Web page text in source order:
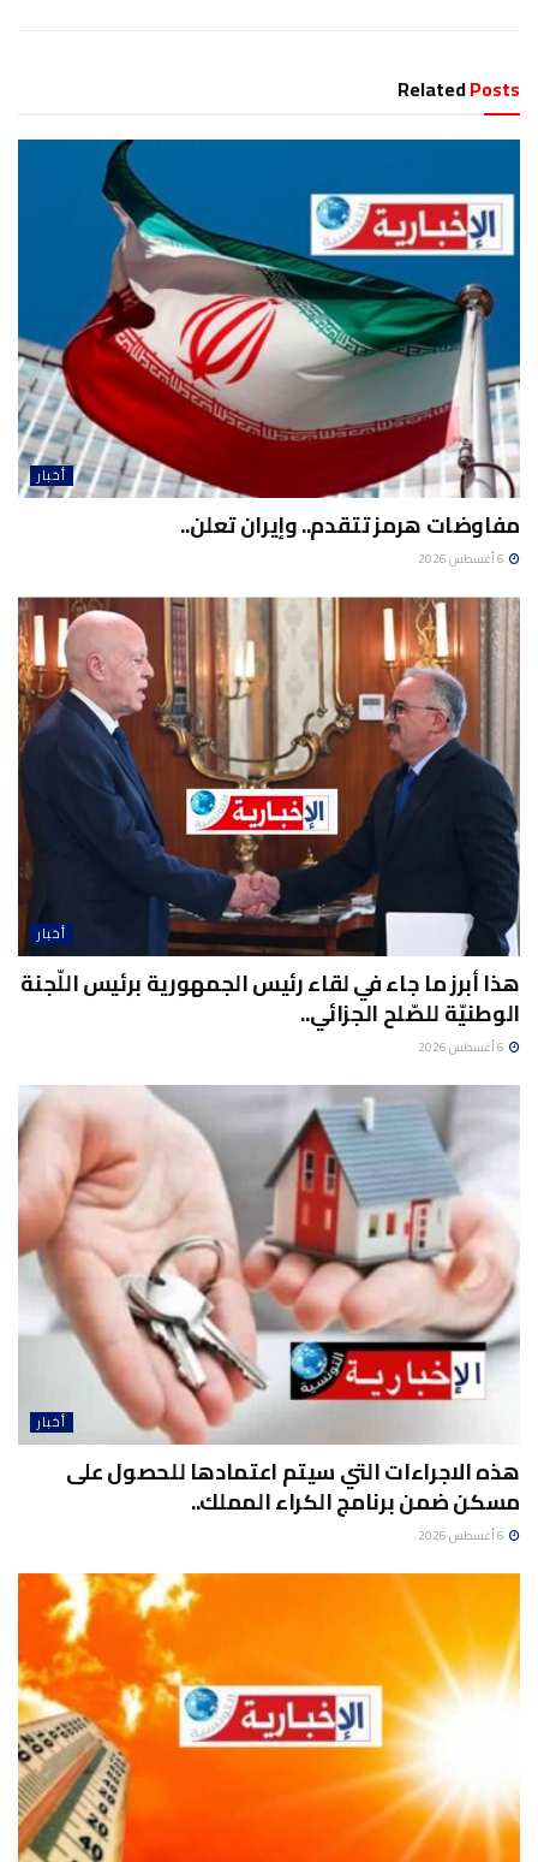
RelatedPosts
أخبار
مفاوضات هرمز تتقدم.. وإيران تعلن..
أخبار
هذا أبرز ما جاء في لقاء رئيس الجمهورية برئيس اللّجنة
الوطنيّة للصّلح الجزائي..
أخبار
هذه الاجراءات التي سيتم اعتمادها للحصول على
مسكن ضمن برنامج الكراء المملك..